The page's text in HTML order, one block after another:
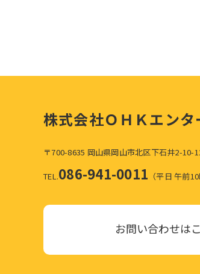
株式会社ＯＨＫエンタ
〒700-8635 岡山県岡山市北区下石井2-10-
TEL.086-941-0011 （平日 午前
お問い合わせは